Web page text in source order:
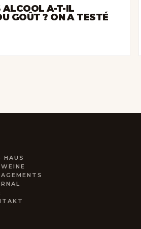
ALCOOL A-T-IL
GOÛT ? ON A TESTÉ
HAUS